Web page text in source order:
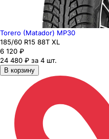
Torero (Matador) MP30
185/60 R15 88T XL
6 120 ₽
24 480 ₽ за 4 шт.
В корзину